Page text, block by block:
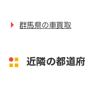
群馬県の車買取
近隣の都道